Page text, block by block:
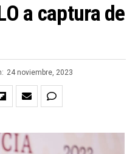
a captura de
24 noviembre, 2023